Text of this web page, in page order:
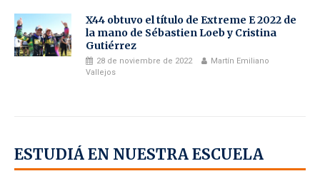
X44 obtuvo el título de Extreme E 2022 de
la mano de Sébastien Loeb y Cristina
Gutiérrez
28 de noviembre de 2022
Martín Emiliano
Vallejos
ESTUDIÁ EN NUESTRA ESCUELA